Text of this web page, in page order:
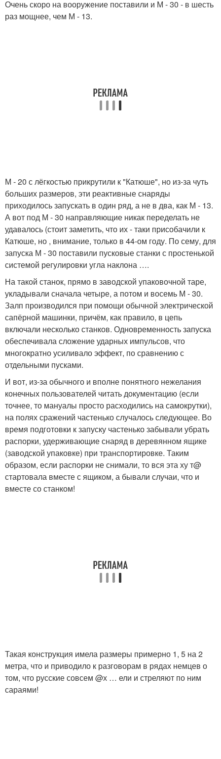
Очень скоро на вооружение поставили и М - 30 - в шесть
раз мощнее, чем М - 13.
М - 20 с лёгкостью прикрутили к "Катюше", но из-за чуть
больших размеров, эти реактивные снаряды
приходилось запускать в один ряд, а не в два, как М - 13.
А вот под М - 30 направляющие никак переделать не
удавалось (стоит заметить, что их - таки присобачили к
Катюше, но , внимание, только в 44-ом году. По сему, для
запуска М - 30 поставили пусковые станки с простенькой
системой регулировки угла наклона ….
На такой станок, прямо в заводской упаковочной таре,
укладывали сначала четыре, а потом и восемь М - 30.
Залп производился при помощи обычной электрической
сапёрной машинки, причём, как правило, в цепь
включали несколько станков. Одновременность запуска
обеспечивала сложение ударных импульсов, что
многократно усиливало эффект, по сравнению с
отдельными пусками.
И вот, из-за обычного и вполне понятного нежелания
конечных пользователей читать документацию (если
точнее, то мануалы просто расходились на самокрутки),
на полях сражений частенько случалось следующее. Во
время подготовки к запуску частенько забывали убрать
распорки, удерживающие снаряд в деревянном ящике
(заводской упаковке) при транспортировке. Таким
образом, если распорки не снимали, то вся эта ху т@
стартовала вместе с ящиком, а бывали случаи, что и
вместе со станком!
Такая конструкция имела размеры примерно 1, 5 на 2
метра, что и приводило к разговорам в рядах немцев о
том, что русские совсем @х … ели и стреляют по ним
сараями!